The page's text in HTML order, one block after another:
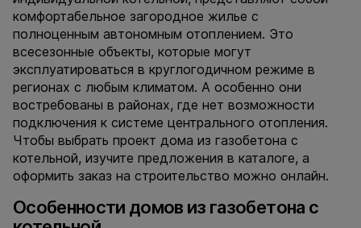
комфортабельное загородное жилье с
полноценным автономным отоплением. Это
всесезонные объекты, которые могут
эксплуатироваться в круглогодичном режиме в
регионах с любым климатом. А особенно они
востребованы в районах, где нет возможности
подключения к системе центрального отопления.
Чтобы выбрать проект дома из газобетона с
котельной, изучите предложения в каталоге, а
оформить заказ на строительство можно онлайн.
Особенности домов из газобетона с